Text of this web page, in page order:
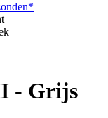
- Grijs